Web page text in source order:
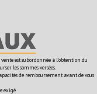
est subordonnée à l'obtention du
les sommes versées.
de remboursement avant de vous
exigé